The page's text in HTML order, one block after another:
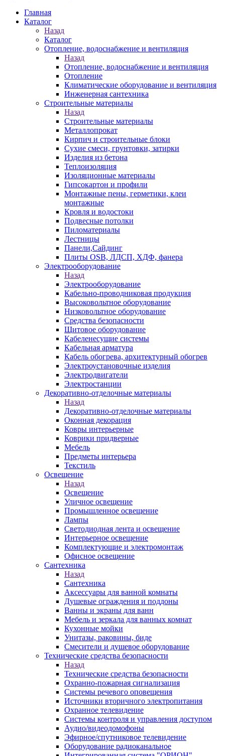
Главная
Каталог
Назад
Каталог
Отопление, водоснабжение и вентиляция
Назад
Отопление, водоснабжение и вентиляция
Отопление
Климатические оборудование и вентиляция
Инженерная сантехника
Строительные материалы
Назад
Строительные материалы
Металлопрокат
Кирпич и строительные блоки
Сухие смеси, грунтовки, затирки
Изделия из бетона
Теплоизоляция
Изоляционные материалы
Гипсокартон и профили
Монтажные пены, герметики, клеи
монтажные
Кровля и водостоки
Подвесные потолки
Пиломатериалы
Лестницы
Панели,Сайдинг
Плиты OSB, ЛДСП, ХДФ, фанера
Электрооборудование
Назад
Электрооборудование
Кабельно-проводниковая продукция
Высоковольтное оборудование
Низковольтное оборудование
Средства безопасности
Щитовое оборудование
Кабеленесущие системы
Кабельная арматура
Кабель обогрева, архитектурный обогрев
Электроустановочные изделия
Электродвигатели
Электростанции
Декоративно-отделочные материалы
Назад
Декоративно-отделочные материалы
Оконная декорация
Ковры интерьерные
Коврики придверные
Мебель
Предметы интерьера
Текстиль
Освещение
Назад
Освещение
Уличное освещение
Промышленное освещение
Лампы
Светодиодная лента и освещение
Интерьерное освещение
Комплектующие и электромонтаж
Офисное освещение
Сантехника
Назад
Сантехника
Аксессуары для ванной комнаты
Душевые ограждения и поддоны
Ванны и экраны для ванн
Мебель и зеркала для ванных комнат
Кухонные мойки
Унитазы, раковины, биде
Смесители и душевое оборудование
Технические средства безопасности
Назад
Технические средства безопасности
Охранно-пожарная сигнализация
Системы речевого оповещения
Источники вторичного электропитания
Охранное телевидение
Системы контроля и управления доступом
Аудио/видеодомофоны
Эфирное/спутниковое телевидение
Оборудование радиоканальное